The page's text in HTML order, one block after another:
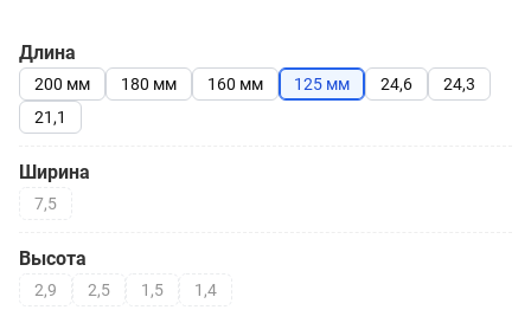
Длина
200 мм 180 мм 160 мм 125 мм 24,6
24,3
21,1
Ширина
7,5
Высота
2,9 2,5 1,5 1,4